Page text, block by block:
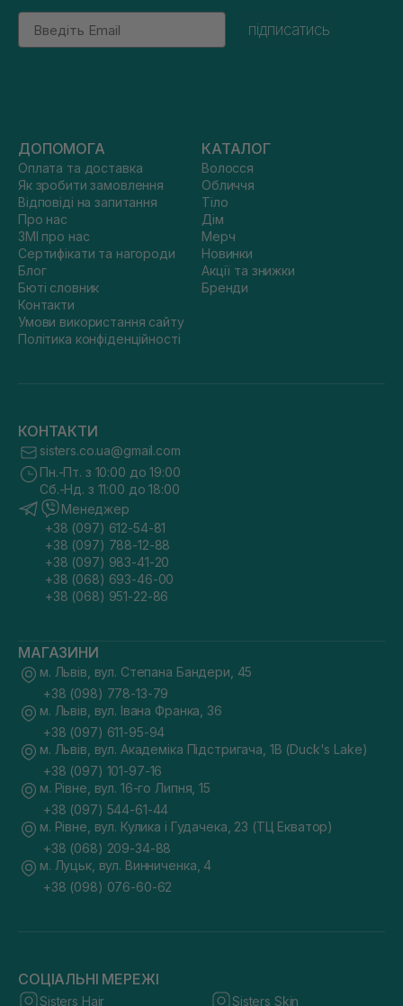
Email
підписатись
ДОПОМОГА
Оплата та доставка
Як зробити замовлення
Відповіді на запитання
Про нас
ЗМІ про нас
Сертифікати та нагороди
Блог
Бюті словник
Контакти
Умови використання сайту
Політика конфіденційності
КАТАЛОГ
Волосся
Обличчя
Тіло
Дім
Мерч
Новинки
Акції та знижки
Бренди
КОНТАКТИ
sisters.co.ua@gmail.com
Пн.-Пт. з 10:00 до 19:00
Сб.-Нд. з 11:00 до 18:00
Менеджер
+38 (097) 612-54-81
+38 (097) 788-12-88
+38 (097) 983-41-20
+38 (068) 693-46-00
+38 (068) 951-22-86
МАГАЗИНИ
м. Львів, вул. Степана Бандери, 45
+38 (098) 778-13-79
м. Львів, вул. Івана Франка, 36
+38 (097) 611-95-94
м. Львів, вул. Академіка Підстригача, 1В (Duck's Lake)
+38 (097) 101-97-16
м. Рівне, вул. 16-го Липня, 15
+38 (097) 544-61-44
м. Рівне, вул. Кулика і Гудачека, 23 (ТЦ Екватор)
+38 (068) 209-34-88
м. Луцьк, вул. Винниченка, 4
+38 (098) 076-60-62
СОЦІАЛЬНІ МЕРЕЖІ
Sisters Hair Sisters Skin